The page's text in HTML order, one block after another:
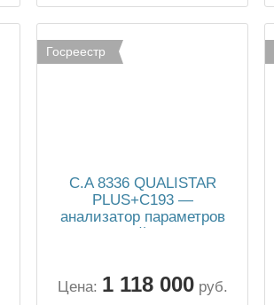
Госреестр
C.A 8336 QUALISTAR
PLUS+C193 —
анализатор параметров
электросетей, качества и
клещами C193)
Цена: 1 118 000 руб.